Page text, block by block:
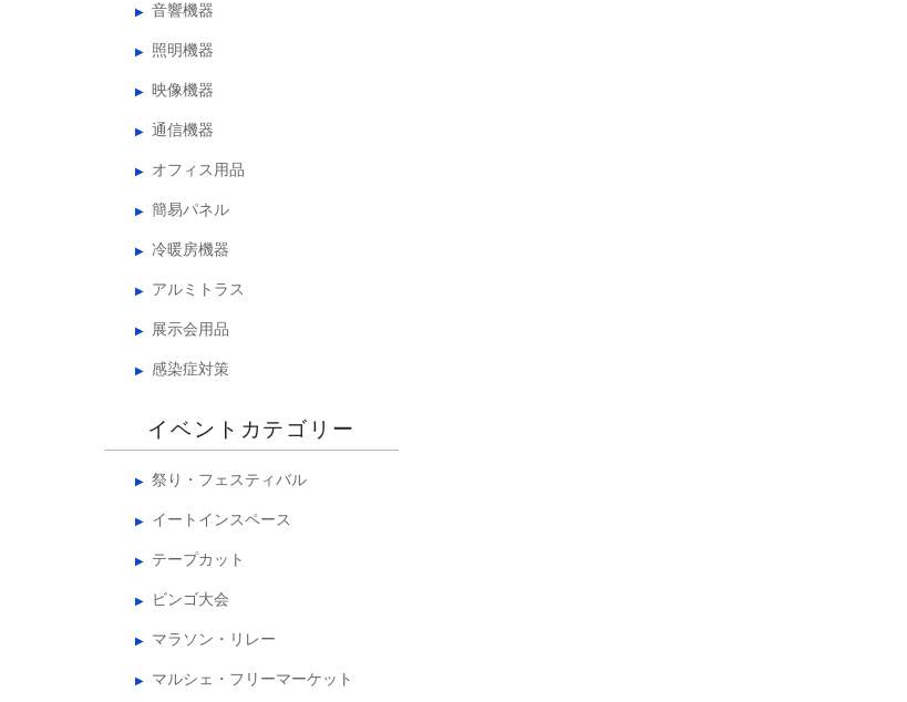
音響機器
照明機器
映像機器
通信機器
オフィス用品
簡易パネル
冷暖房機器
アルミトラス
展示会用品
感染症対策
イベントカテゴリー
祭り・フェスティバル
イートインスペース
テープカット
ビンゴ大会
マラソン・リレー
マルシェ・フリーマーケット